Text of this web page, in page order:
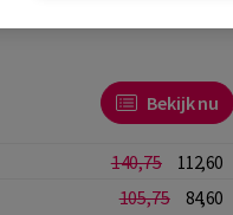
Bekijk nu
140,75
112,60
105,75 84,60